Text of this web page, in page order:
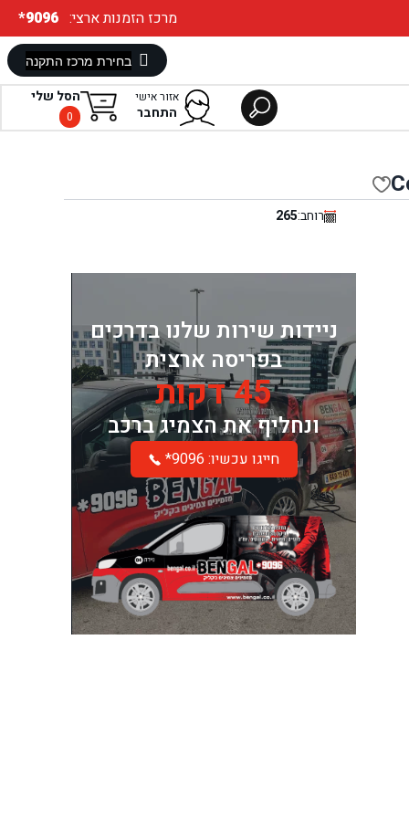
*9096 :מרכז הזמנות ארצי
הסל שלי
0
אזור אישי
התחבר
רוחב:265
ניידות שירות שלנו בדרכים
בפריסה ארצית
45 דקות
ונחליף את הצמיג ברכב
*חייגו עכשיו: 9096